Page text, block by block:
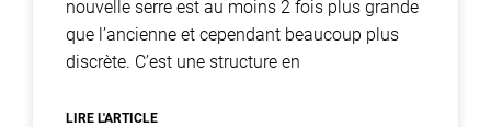
nouvelle serre est au moins 2 fois plus grande
que l’ancienne et cependant beaucoup plus
discrète. C’est une structure en
LIRE L'ARTICLE